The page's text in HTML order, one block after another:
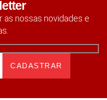
nossas novidades e